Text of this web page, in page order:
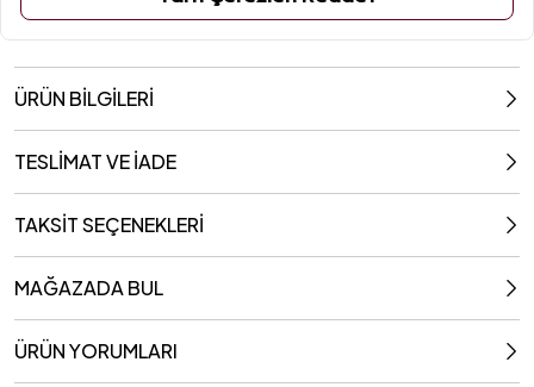
50x120 cm
ÜRÜN BİLGİLERİ
TESLİMAT VE İADE
TAKSİT SEÇENEKLERİ
MAĞAZADA BUL
ÜRÜN YORUMLARI